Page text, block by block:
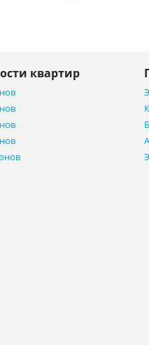
квартир